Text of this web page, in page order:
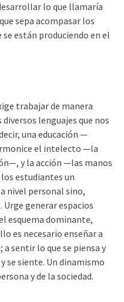
lo que llamaría
sepa acompasar los
están produciendo en el
trabajar de manera
lenguajes que nos
una educación —
el intelecto —la
y la acción —las manos
estudiantes un
nivel personal sino,
generar espacios
esquema dominante,
es necesario enseñar a
a sentir lo que se piensa y
se siente. Un dinamismo
y de la sociedad.